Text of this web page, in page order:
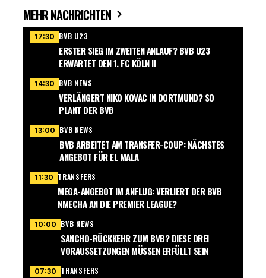
MEHR NACHRICHTEN
17:30 BVB U23
ERSTER SIEG IM ZWEITEN ANLAUF? BVB U23
ERWARTET DEN 1. FC KÖLN II
14:30 BVB NEWS
VERLÄNGERT NIKO KOVAC IN DORTMUND? SO
PLANT DER BVB
13:00 BVB NEWS
BVB ARBEITET AM TRANSFER-COUP: NÄCHSTES
ANGEBOT FÜR EL MALA
11:30 TRANSFERS
MEGA-ANGEBOT IM ANFLUG: VERLIERT DER BVB
NMECHA AN DIE PREMIER LEAGUE?
10:00 BVB NEWS
SANCHO-RÜCKKEHR ZUM BVB? DIESE DREI
VORAUSSETZUNGEN MÜSSEN ERFÜLLT SEIN
07:30 TRANSFERS